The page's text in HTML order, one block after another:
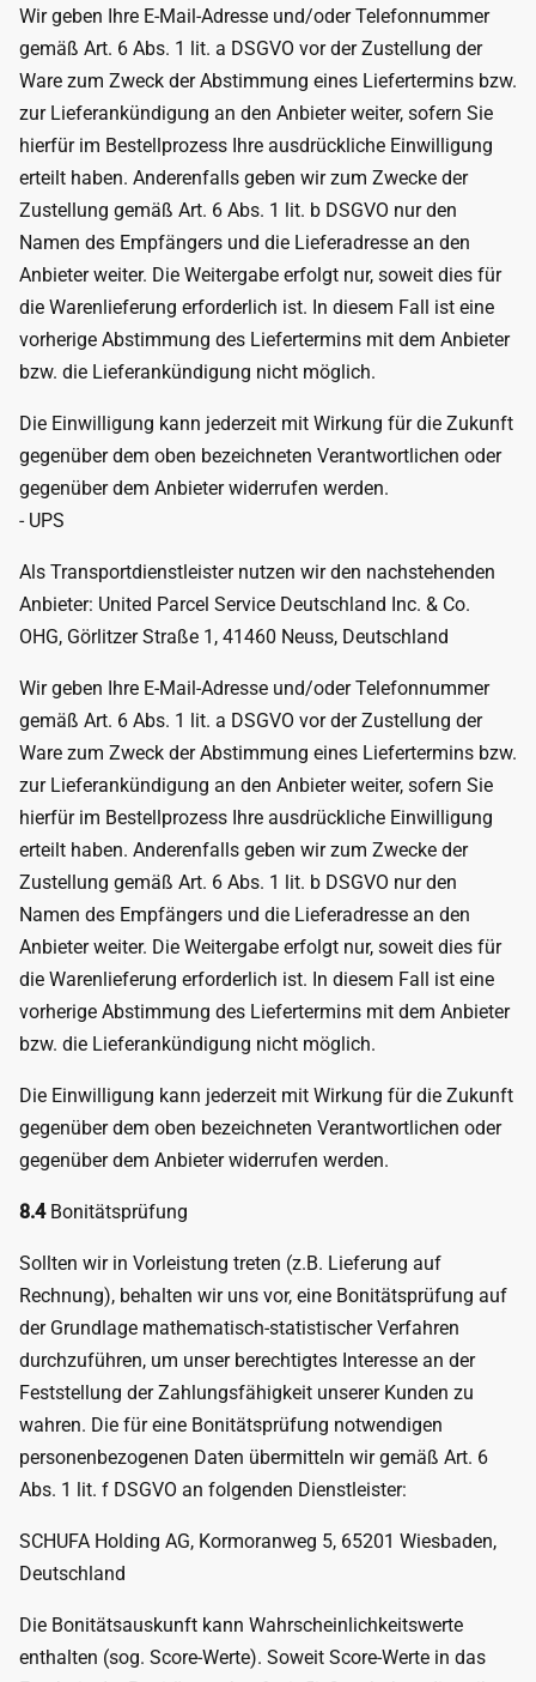
Wir geben Ihre E-Mail-Adresse und/oder Telefonnummer
gemäß Art. 6 Abs. 1 lit. a DSGVO vor der Zustellung der
Ware zum Zweck der Abstimmung eines Liefertermins bzw.
zur Lieferankündigung an den Anbieter weiter, sofern Sie
hierfür im Bestellprozess Ihre ausdrückliche Einwilligung
erteilt haben. Anderenfalls geben wir zum Zwecke der
Zustellung gemäß Art. 6 Abs. 1 lit. b DSGVO nur den
Namen des Empfängers und die Lieferadresse an den
Anbieter weiter. Die Weitergabe erfolgt nur, soweit dies für
die Warenlieferung erforderlich ist. In diesem Fall ist eine
vorherige Abstimmung des Liefertermins mit dem Anbieter
bzw. die Lieferankündigung nicht möglich.
Die Einwilligung kann jederzeit mit Wirkung für die Zukunft
gegenüber dem oben bezeichneten Verantwortlichen oder
gegenüber dem Anbieter widerrufen werden.
- UPS
Als Transportdienstleister nutzen wir den nachstehenden
Anbieter: United Parcel Service Deutschland Inc. & Co.
OHG, Görlitzer Straße 1, 41460 Neuss, Deutschland
Wir geben Ihre E-Mail-Adresse und/oder Telefonnummer
gemäß Art. 6 Abs. 1 lit. a DSGVO vor der Zustellung der
Ware zum Zweck der Abstimmung eines Liefertermins bzw.
zur Lieferankündigung an den Anbieter weiter, sofern Sie
hierfür im Bestellprozess Ihre ausdrückliche Einwilligung
erteilt haben. Anderenfalls geben wir zum Zwecke der
Zustellung gemäß Art. 6 Abs. 1 lit. b DSGVO nur den
Namen des Empfängers und die Lieferadresse an den
Anbieter weiter. Die Weitergabe erfolgt nur, soweit dies für
die Warenlieferung erforderlich ist. In diesem Fall ist eine
vorherige Abstimmung des Liefertermins mit dem Anbieter
bzw. die Lieferankündigung nicht möglich.
Die Einwilligung kann jederzeit mit Wirkung für die Zukunft
gegenüber dem oben bezeichneten Verantwortlichen oder
gegenüber dem Anbieter widerrufen werden.
8.4Bonitätsprüfung
Sollten wir in Vorleistung treten (z.B. Lieferung auf
Rechnung), behalten wir uns vor, eine Bonitätsprüfung auf
der Grundlage mathematisch-statistischer Verfahren
durchzuführen, um unser berechtigtes Interesse an der
Feststellung der Zahlungsfähigkeit unserer Kunden zu
wahren. Die für eine Bonitätsprüfung notwendigen
personenbezogenen Daten übermitteln wir gemäß Art. 6
Abs. 1 lit. f DSGVO an folgenden Dienstleister:
SCHUFA Holding AG, Kormoranweg 5, 65201 Wiesbaden​, ​​​​​​
Deutschland
Die Bonitätsauskunft kann Wahrscheinlichkeitswerte
enthalten (sog. Score-Werte). Soweit Score-Werte in das